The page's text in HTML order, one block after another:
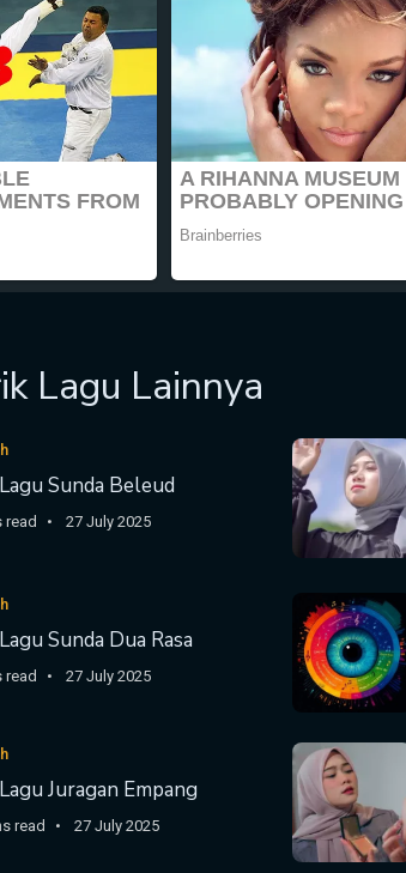
Lagu Lainnya
Sunda Beleud
read 27 July 2025
Sunda Dua Rasa
read 27 July 2025
Juragan Empang
read 27 July 2025